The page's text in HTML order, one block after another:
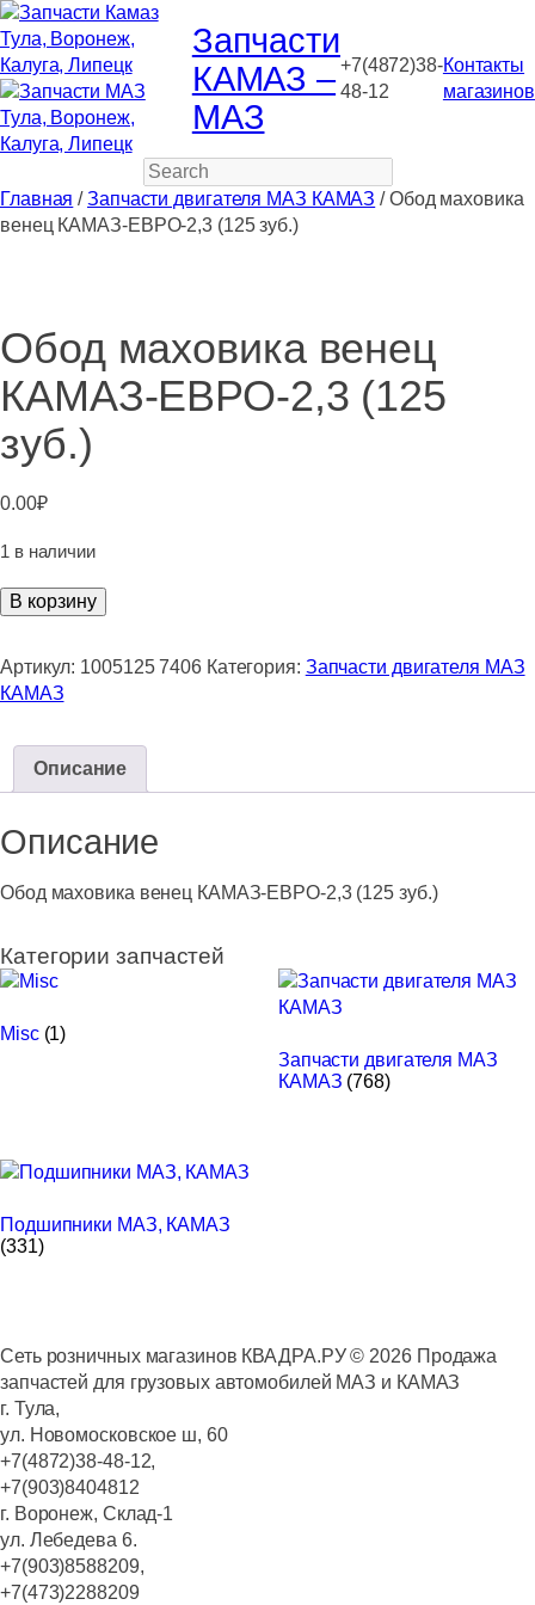
Запчасти
КАМАЗ –
МАЗ
+7(4872)38-
48-12
Контакты
магазинов
Search
Главная /Запчасти двигателя МАЗ КАМАЗ / Обод маховика
венец КАМАЗ-ЕВРО-2,3 (125 зуб.)
Обод маховика венец
КАМАЗ-ЕВРО-2,3 (125
зуб.)
0.00₽
1 в наличии
Количество
маховика
венец
ЕВРО-2,3
В корзину
Артикул: 1005125 7406 Категория: Запчасти двигателя МАЗ
КАМАЗ
Описание
Описание
Обод маховика венец КАМАЗ-ЕВРО-2,3 (125 зуб.)
Категории запчастей
Misc (1)
Запчасти двигателя МАЗ
КАМАЗ (768)
Подшипники МАЗ, КАМАЗ
(331)
Сеть розничных магазинов КВАДРА.РУ © 2026Продажа
запчастей для грузовых автомобилей МАЗ и КАМАЗ
г. Тула,
ул. Новомосковское ш, 60
+7(4872)38-48-12,
+7(903)8404812
г. Воронеж, Склад-1
ул. Лебедева 6.
+7(903)8588209,
+7(473)2288209